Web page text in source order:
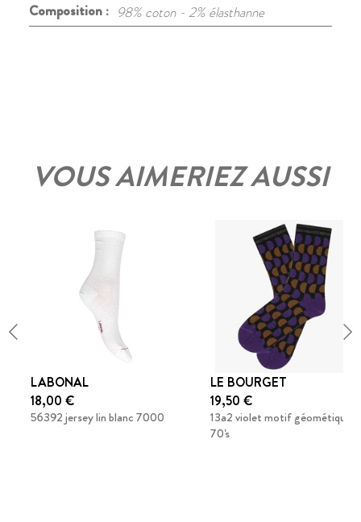
Composition : 98% coton - 2% élasthanne
VOUS AIMERIEZ AUSSI
LABONAL
18,00 €
56392 jersey lin blanc 7000
LE BOURGET
19,50 €
13a2 violet motif géométique
70's